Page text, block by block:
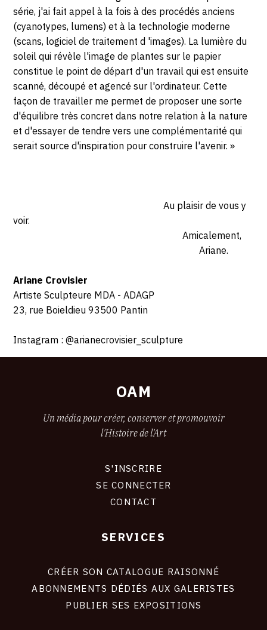
série, j'ai fait appel à la fois à des procédés anciens
(cyanotypes, lumens) et à la technologie moderne
(scans, logiciel de traitement d 'images). La lumière du
soleil qui révèle l'image de plantes sur le papier
constitue le point de départ d'un travail qui est ensuite
scanné, découpé et agencé sur l'ordinateur. Cette
façon de travailler me permet de proposer une sorte
d'équilibre très concret dans notre relation à la nature
et d'essayer de tendre vers une complémentarité qui
serait source d'inspiration pour construire l'avenir. »
Au plaisir de vous y
voir.
Amicalement,
Ariane.
Ariane Crovisier
Artiste Sculpteure MDA - ADAGP
23, rue Boieldieu 93500 Pantin
Instagram : @arianecrovisier_sculpture
OAM
Un média pour créer, conserver et promouvoir
l'Histoire de l'Art
S'INSCRIRE
SE CONNECTER
CONTACT
SERVICES
CRÉER SON CATALOGUE RAISONNÉ
ABONNEMENTS DÉDIÉS AUX GALERISTES
PUBLIER SES EXPOSITIONS